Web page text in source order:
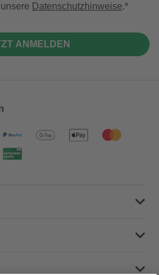
Datenschutzhinweise.
ANMELDEN